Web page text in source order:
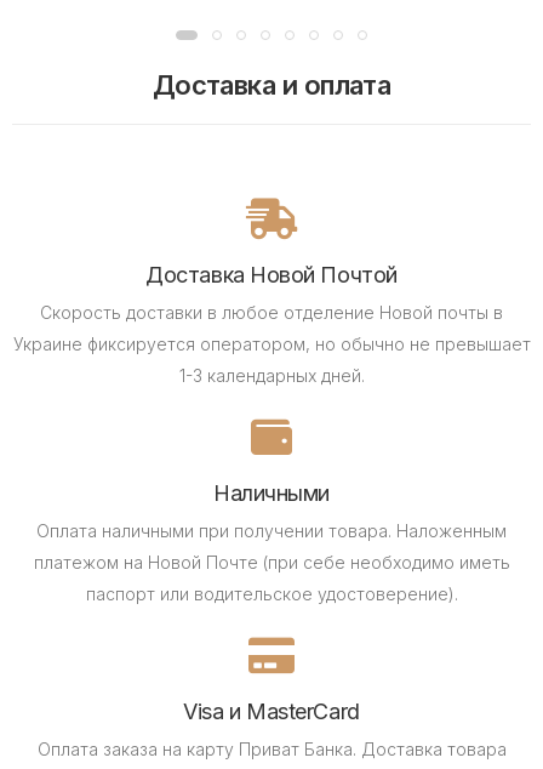
Доставка и оплата
Доставка Новой Почтой
Скорость доставки в любое отделение Новой почты в
Украине фиксируется оператором, но обычно не превышает
1-3 календарных дней.
Наличными
Оплата наличными при получении товара. Наложенным
платежом на Новой Почте (при себе необходимо иметь
паспорт или водительское удостоверение).
Visa и MasterCard
Оплата заказа на карту Приват Банка. Доставка товара